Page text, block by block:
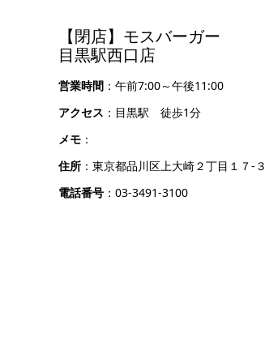
【閉店】モスバーガー
目黒駅西口店
営業時間 ：午前7:00～午後11:00
アクセス ：目黒駅 徒歩1分
メモ ：
住所 ：東京都品川区上大崎２丁目１７-３
電話番号 ：03-3491-3100